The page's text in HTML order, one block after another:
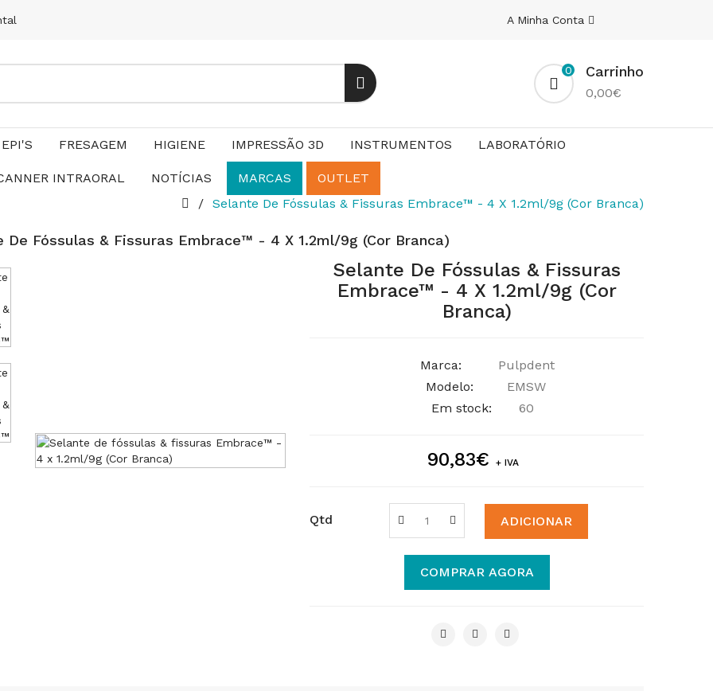
A Minha Conta
0 Carrinho
0,00€
EPI'S FRESAGEM HIGIENE IMPRESSÃO 3D INSTRUMENTOS LABORATÓRIO
INTRAORAL NOTÍCIAS MARCAS
OUTLET
Selante De Fóssulas & Fissuras Embrace™ - 4 X 1.2ml/9g (Cor Branca)
De Fóssulas & Fissuras Embrace™ - 4 X 1.2ml/9g (Cor Branca)
Selante De Fóssulas & Fissuras
Embrace™ - 4 X 1.2ml/9g (Cor
Branca)
Marca:
Pulpdent
Modelo:
EMSW
Em stock:
60
90,83€ + IVA
Qtd ADICIONAR
COMPRAR AGORA